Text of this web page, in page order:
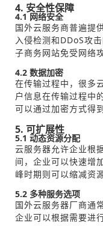
4. 安全性保障
4.1 网络安全
国外云服务商普遍提
入侵检测和DDoS攻
子商务网站免受网络
4.2 数据加密
在传输过程中，很多
户信息在传输过程中
可以通过加密方式得
5. 可扩展性
5.1 动态资源分配
云服务器允许企业根
间，企业可以快速增
峰时期则可以缩减资
5.2 多种服务选项
国外云服务器厂商通
企业可以根据需要进